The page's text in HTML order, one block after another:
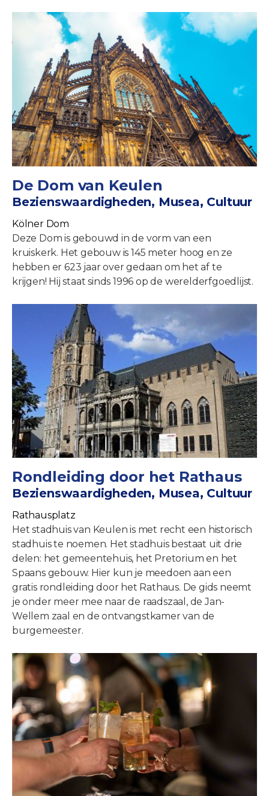
De Dom van Keulen
Bezienswaardigheden, Musea, Cultuur
Kölner Dom
Deze Dom is gebouwd in de vorm van een
kruiskerk. Het gebouw is 145 meter hoog en ze
hebben er 623 jaar over gedaan om het af te
krijgen! Hij staat sinds 1996 op de werelderfgoedlijst.
Rondleiding door het Rathaus
Bezienswaardigheden, Musea, Cultuur
Rathausplatz
Het stadhuis van Keulen is met recht een historisch
stadhuis te noemen. Het stadhuis bestaat uit drie
delen: het gemeentehuis, het Pretorium en het
Spaans gebouw. Hier kun je meedoen aan een
gratis rondleiding door het Rathaus. De gids neemt
je onder meer mee naar de raadszaal, de Jan-
Wellem zaal en de ontvangstkamer van de
burgemeester.